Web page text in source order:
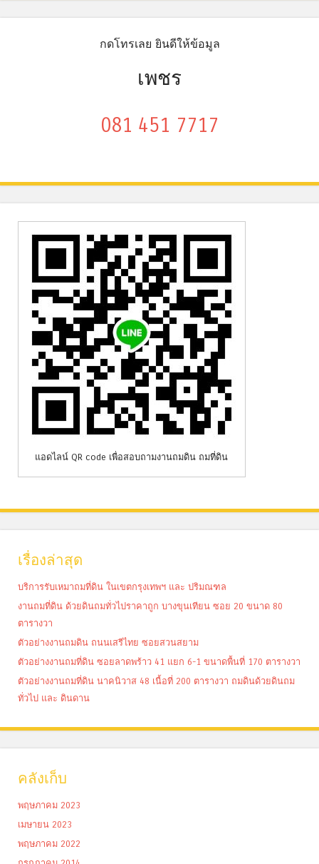
กดโทรเลย ยินดีให้ข้อมูล
เพชร
081 451 7717
แอดไลน์ QR code เพื่อสอบถามงานถมดิน ถมที่ดิน
เรื่องล่าสุด
บริการรับเหมาถมที่ดิน ในเขตกรุงเทพฯ และ ปริมณฑล
งานถมที่ดิน ด้วยดินถมทั่วไปราคาถูก บางขุนเทียน ซอย 20 ขนาด 80
ตารางวา
ตัวอย่างงานถมดิน ถนนเสรีไทย ซอยสวนสยาม
ตัวอย่างงานถมที่ดิน ซอยลาดพร้าว 41 แยก 6-1 ขนาดพื้นที่ 170 ตารางวา
ตัวอย่างงานถมที่ดิน นาคนิวาส 48 เนื้อที่ 200 ตารางวา ถมดินด้วยดินถม
ทั่วไป และ ดินดาน
คลังเก็บ
พฤษภาคม 2023
เมษายน 2023
พฤษภาคม 2022